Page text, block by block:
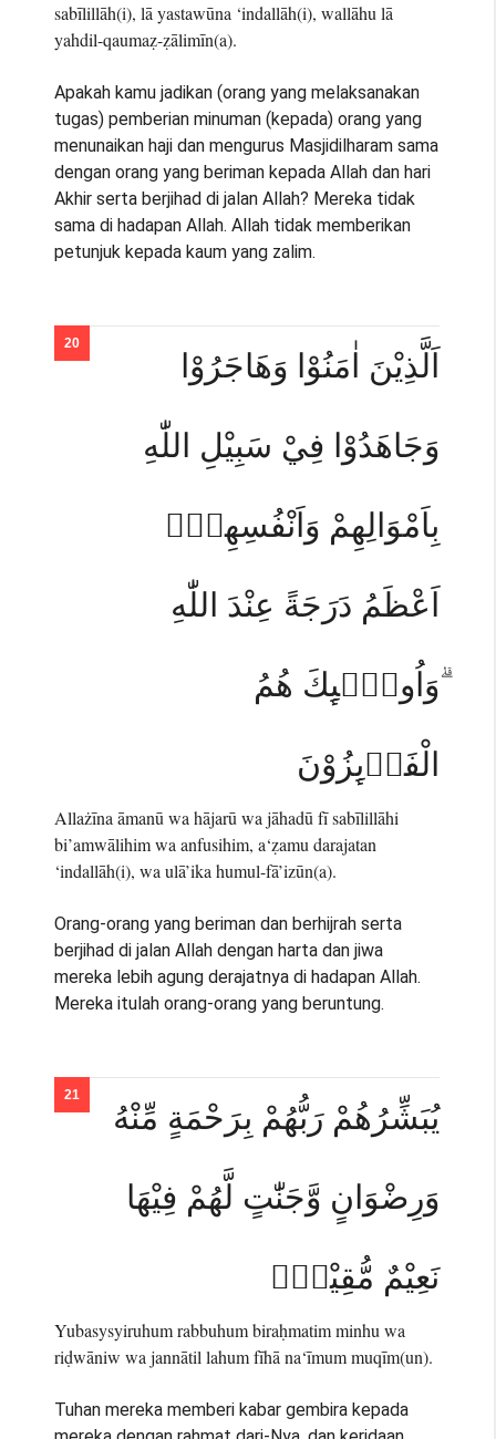
sabīlillāh(i), lā yastawūna ‘indallāh(i), wallāhu lā
yahdil-qaumaẓ-ẓālimīn(a).
Apakah kamu jadikan (orang yang melaksanakan
tugas) pemberian minuman (kepada) orang yang
menunaikan haji dan mengurus Masjidilharam sama
dengan orang yang beriman kepada Allah dan hari
Akhir serta berjihad di jalan Allah? Mereka tidak
sama di hadapan Allah. Allah tidak memberikan
petunjuk kepada kaum yang zalim.
اَلَّذِيْنَ اٰمَنُوْا وَهَاجَرُوْا
وَجَاهَدُوْا فِيْ سَبِيْلِ اللّٰهِ
بِاَمْوَالِهِمْ وَاَنْفُسِهِمْۙ
اَعْظَمُ دَرَجَةً عِنْدَ اللّٰهِ
ۗوَاُولٰۤىِٕكَ هُمُ
الْفَاۤىِٕزُوْنَ
Allażīna āmanū wa hājarū wa jāhadū fī sabīlillāhi
bi’amwālihim wa anfusihim, a‘ẓamu darajatan
‘indallāh(i), wa ulā’ika humul-fā’izūn(a).
Orang-orang yang beriman dan berhijrah serta
berjihad di jalan Allah dengan harta dan jiwa
mereka lebih agung derajatnya di hadapan Allah.
Mereka itulah orang-orang yang beruntung.
يُبَشِّرُهُمْ رَبُّهُمْ بِرَحْمَةٍ مِّنْهُ
وَرِضْوَانٍ وَّجَنّٰتٍ لَّهُمْ فِيْهَا
نَعِيْمٌ مُّقِيْمٌۙ
Yubasysyiruhum rabbuhum biraḥmatim minhu wa
riḍwāniw wa jannātil lahum fīhā na‘īmum muqīm(un).
Tuhan mereka memberi kabar gembira kepada